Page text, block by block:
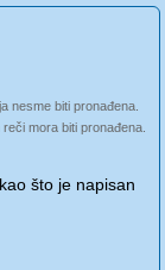
nesme biti pronađena.
mora biti pronađena.
što je napisan